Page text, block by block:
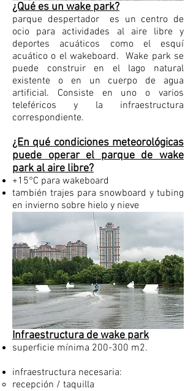
¿Qué es un wake park?
parque despertador
es un centro de
ocio para actividades al aire libre y
deportes acuáticos como el esquí
acuático o el wakeboard.
Wake park se
puede construir en el lago natural
existente o en un cuerpo de agua
artificial. Consiste en uno o varios
teleféricos y la infraestructura
correspondiente.
¿En qué condiciones meteorológicas
puede operar el parque de wake
park al aire libre?
+15°C para wakeboard
también trajes para snowboard y tubing
en invierno sobre hielo y nieve
Infraestructura de wake park
superficie mínima 200-300 m2.
infraestructura necesaria:
recepción / taquilla